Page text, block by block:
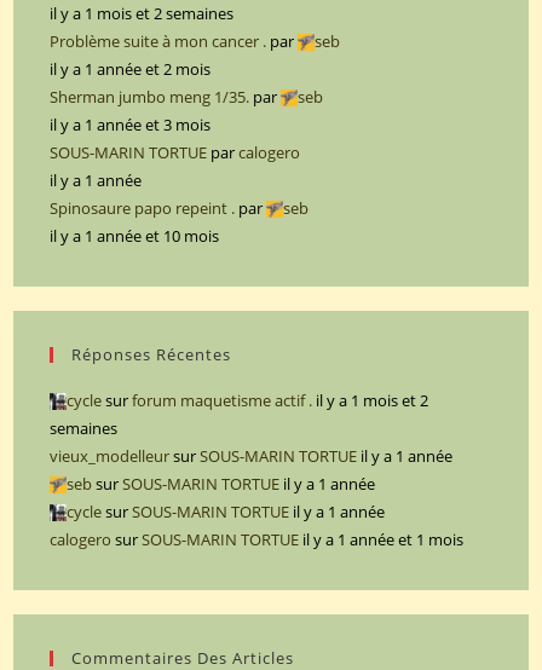
il y a 1 mois et 2 semaines
Problème suite à mon cancer . par
seb
il y a 1 année et 2 mois
Sherman jumbo meng 1/35. par
seb
il y a 1 année et 3 mois
SOUS-MARIN TORTUE parcalogero
il y a 1 année
Spinosaure papo repeint . par
seb
il y a 1 année et 10 mois
Réponses Récentes
cyclesurforum maquetisme actif . il y a 1 mois et 2
semaines
vieux_modelleursurSOUS-MARIN TORTUE il y a 1 année
sebsurSOUS-MARIN TORTUE il y a 1 année
cyclesurSOUS-MARIN TORTUE il y a 1 année
calogero surSOUS-MARIN TORTUE il y a 1 année et 1 mois
Commentaires Des Articles